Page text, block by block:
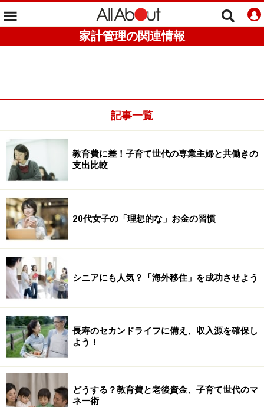
家計管理の関連情報
記事一覧
教育費に差！子育て世代の専業主婦と共働きの
支出比較
20代女子の「理想的な」お金の習慣
シニアにも人気？「海外移住」を成功させよう
長寿のセカンドライフに備え、収入源を確保し
よう！
どうする？教育費と老後資金、子育て世代のマ
ネー術